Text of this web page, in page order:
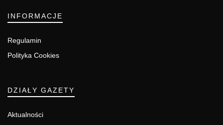
INFORMACJE
Regulamin
Polityka Cookies
DZIAŁY GAZETY
Aktualności